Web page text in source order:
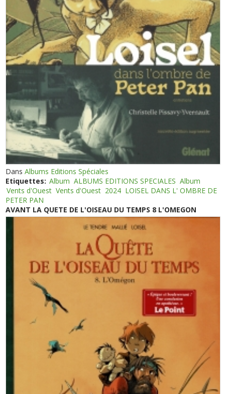
DansAlbums Editions Spéciales
Etiquettes: Album ALBUMS EDITIONS SPECIALES Album
Vents d'Ouest Vents d'Ouest 2024 LOISEL DANS L' OMBRE DE
PETER PAN
AVANT LA QUETE DE L'OISEAU DU TEMPS 8 L'OMEGON